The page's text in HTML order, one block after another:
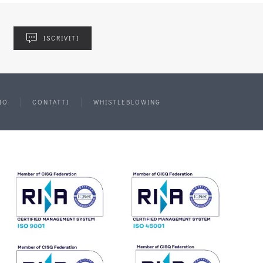
ISCRIVITI
CONTATTI WHISTLEBLOWING